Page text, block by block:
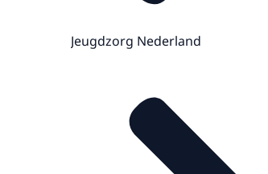
Jeugdzorg Nederland